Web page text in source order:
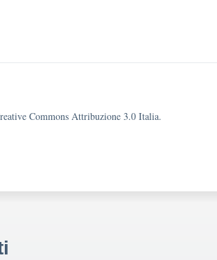
Commons Attribuzione 3.0 Italia.